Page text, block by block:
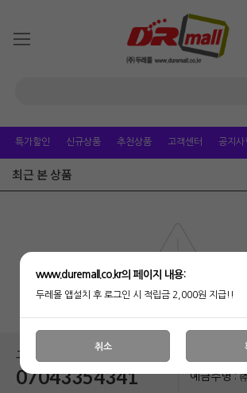
특가할인 신규상품 추천상품 고객센터 공지사
최근 본 상품
최근 본 상품이 없습니다.
고객센터
07043354341
무통장입금정
예금주명 :
www.duremall.co.kr의 페이지 내용:
두레몰 앱설치 후 로그인 시 적립금 2,000원 지급!!
취소